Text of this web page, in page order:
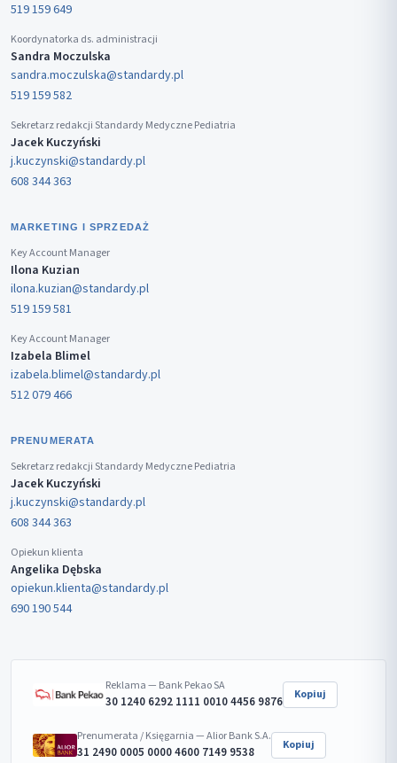
519 159 649
Koordynatorka ds. administracji
Sandra Moczulska
sandra.moczulska@standardy.pl
519 159 582
Sekretarz redakcji Standardy Medyczne Pediatria
Jacek Kuczyński
j.kuczynski@standardy.pl
608 344 363
MARKETING I SPRZEDAŻ
Key Account Manager
Ilona Kuzian
ilona.kuzian@standardy.pl
519 159 581
Key Account Manager
Izabela Blimel
izabela.blimel@standardy.pl
512 079 466
PRENUMERATA
Sekretarz redakcji Standardy Medyczne Pediatria
Jacek Kuczyński
j.kuczynski@standardy.pl
608 344 363
Opiekun klienta
Angelika Dębska
opiekun.klienta@standardy.pl
690 190 544
Reklama — Bank Pekao SA
30 1240 6292 1111 0010 4456 9876 Kopiuj
Prenumerata / Księgarnia — Alior Bank S.A.
31 2490 0005 0000 4600 7149 9538 Kopiuj